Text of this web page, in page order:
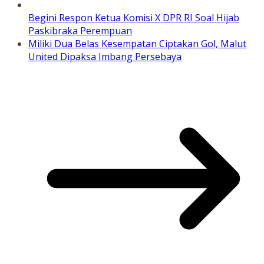
Begini Respon Ketua Komisi X DPR RI Soal Hijab
Paskibraka Perempuan
Miliki Dua Belas Kesempatan Ciptakan Gol, Malut
United Dipaksa Imbang Persebaya